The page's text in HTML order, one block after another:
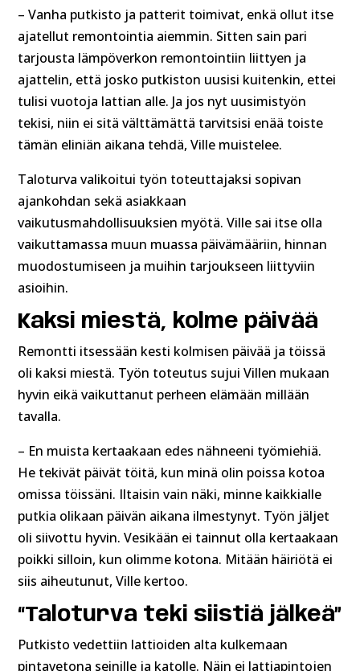
– Vanha putkisto ja patterit toimivat, enkä ollut itse
ajatellut remontointia aiemmin. Sitten sain pari
tarjousta lämpöverkon remontointiin liittyen ja
ajattelin, että josko putkiston uusisi kuitenkin, ettei
tulisi vuotoja lattian alle. Ja jos nyt uusimistyön
tekisi, niin ei sitä välttämättä tarvitsisi enää toiste
tämän eliniän aikana tehdä, Ville muistelee.
Taloturva valikoitui työn toteuttajaksi sopivan
ajankohdan sekä asiakkaan
vaikutusmahdollisuuksien myötä. Ville sai itse olla
vaikuttamassa muun muassa päivämääriin, hinnan
muodostumiseen ja muihin tarjoukseen liittyviin
asioihin.
Kaksi miestä, kolme päivää
Remontti itsessään kesti kolmisen päivää ja töissä
oli kaksi miestä. Työn toteutus sujui Villen mukaan
hyvin eikä vaikuttanut perheen elämään millään
tavalla.
– En muista kertaakaan edes nähneeni työmiehiä.
He tekivät päivät töitä, kun minä olin poissa kotoa
omissa töissäni. Iltaisin vain näki, minne kaikkialle
putkia olikaan päivän aikana ilmestynyt. Työn jäljet
oli siivottu hyvin. Vesikään ei tainnut olla kertaakaan
poikki silloin, kun olimme kotona. Mitään häiriötä ei
siis aiheutunut, Ville kertoo.
“Taloturva teki siistiä jälkeä”
Putkisto vedettiin lattioiden alta kulkemaan
pintavetona seinille ja katolle. Näin ei lattiapintojen